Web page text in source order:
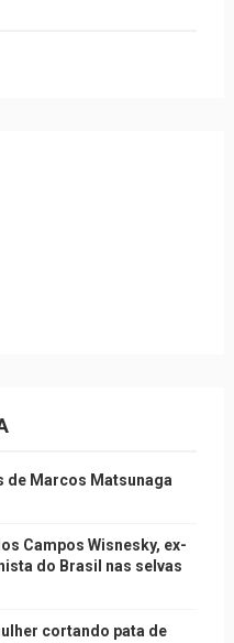
de Marcos Matsunaga
Campos Wisnesky, ex-
do Brasil nas selvas
cortando pata de